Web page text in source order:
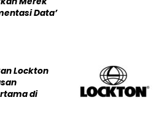
Data’
Lockton
di